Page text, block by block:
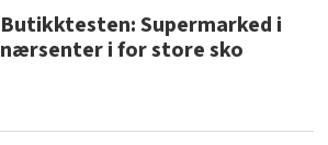
Butikktesten: Supermarked i
nærsenter i for store sko